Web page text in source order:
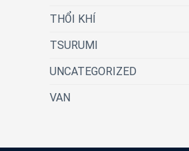
THỔI KHÍ
TSURUMI
UNCATEGORIZED
VAN